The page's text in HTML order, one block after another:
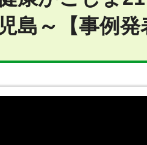
児島～【事例発